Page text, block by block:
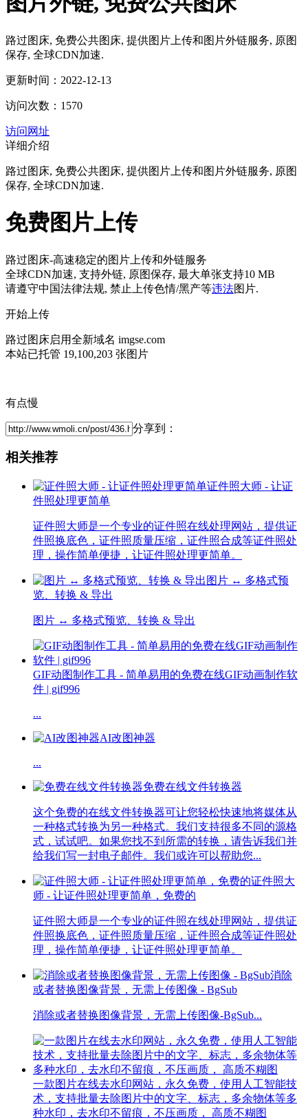
路过图床, 免费公共图床, 提供图片上传和图片外链服务, 原图
保存, 全球CDN加速.
更新时间：2022-12-13
访问次数：1570
访问网址
详细介绍
路过图床, 免费公共图床, 提供图片上传和图片外链服务, 原图
保存, 全球CDN加速.
免费图片上传
路过图床-高速稳定的图片上传和外链服务
全球CDN加速, 支持外链, 原图保存, 最大单张支持10 MB
请遵守中国法律法规, 禁止上传色情/黑产等违法图片.
开始上传
路过图床启用全新域名 imgse.com
本站已托管 19,100,203 张图片
有点慢
分享到：
相关推荐
证件照大师 - 让证
件照处理更简单
证件照大师是一个专业的证件照在线处理网站，提供证
件照换底色，证件照质量压缩，证件照合成等证件照处
理，操作简单便捷，让证件照处理更简单。
图片 ↔ 多格式预
览、转换 & 导出
图片 ↔ 多格式预览、转换 & 导出
GIF动图制作工具 - 简单易用的免费在线GIF动画制作软
件 | gif996
...
AI改图神器
...
免费在线文件转换器
这个免费的在线文件转换器可让您轻松快速地将媒体从
一种格式转换为另一种格式。我们支持很多不同的源格
式，试试吧。如果您找不到所需的转换，请告诉我们并
给我们写一封电子邮件。我们或许可以帮助您...
证件照大
师 - 让证件照处理更简单，免费的
证件照大师是一个专业的证件照在线处理网站，提供证
件照换底色，证件照质量压缩，证件照合成等证件照处
理，操作简单便捷，让证件照处理更简单。
消除
或者替换图像背景，无需上传图像 - BgSub
消除或者替换图像背景，无需上传图像-BgSub...
一款图片在线去水印网站，永久免费，使用人工智能技
术，支持批量去除图片中的文字、标志，多余物体等多
种水印，去水印不留痕，不压画质， 高质不糊图